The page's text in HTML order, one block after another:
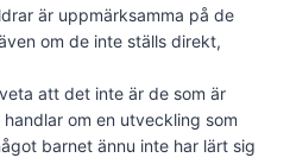
är uppmärksamma på de
om de inte ställs direkt,
att det inte är de som är
om en utveckling som
barnet ännu inte har lärt sig